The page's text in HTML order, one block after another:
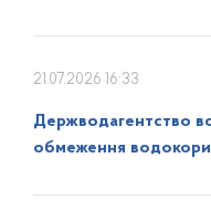
21.07.2026 16:33
Держводагентство
обмеження